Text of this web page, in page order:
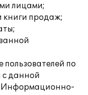
лицами;
книги продаж;
по
данной
Информационно-